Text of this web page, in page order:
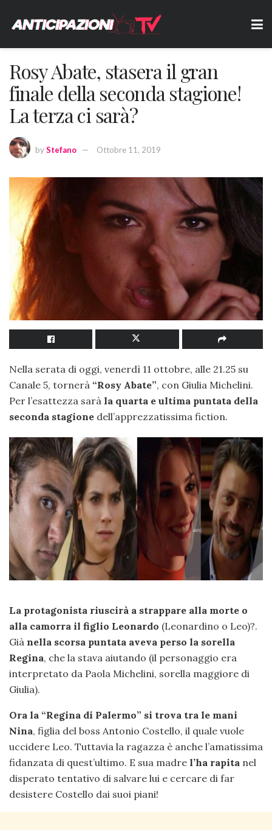
Rosy Abate, stasera il gran
finale della seconda stagione!
La terza ci sarà?
byStefano Ottobre 11, 2019
Nella serata di oggi, venerdì 11 ottobre, alle 21.25 su
Canale 5, tornerà “Rosy Abate”, con Giulia Michelini.
Per l’esattezza sarà la quarta e ultima puntata della
seconda stagione dell’apprezzatissima fiction.
La protagonista riuscirà a strappare alla morte o
alla camorra il figlio Leonardo (Leonardino o Leo)?.
Già nella scorsa puntata aveva perso la sorella
Regina, che la stava aiutando (il personaggio era
interpretato da Paola Michelini, sorella maggiore di
Giulia).
Ora la “Regina di Palermo” si trova tra le mani
Nina, figlia del boss Antonio Costello, il quale vuole
uccidere Leo. Tuttavia la ragazza è anche l’amatissima
fidanzata di quest’ultimo. E sua madre l’ha rapita nel
disperato tentativo di salvare lui e cercare di far
desistere Costello dai suoi piani!